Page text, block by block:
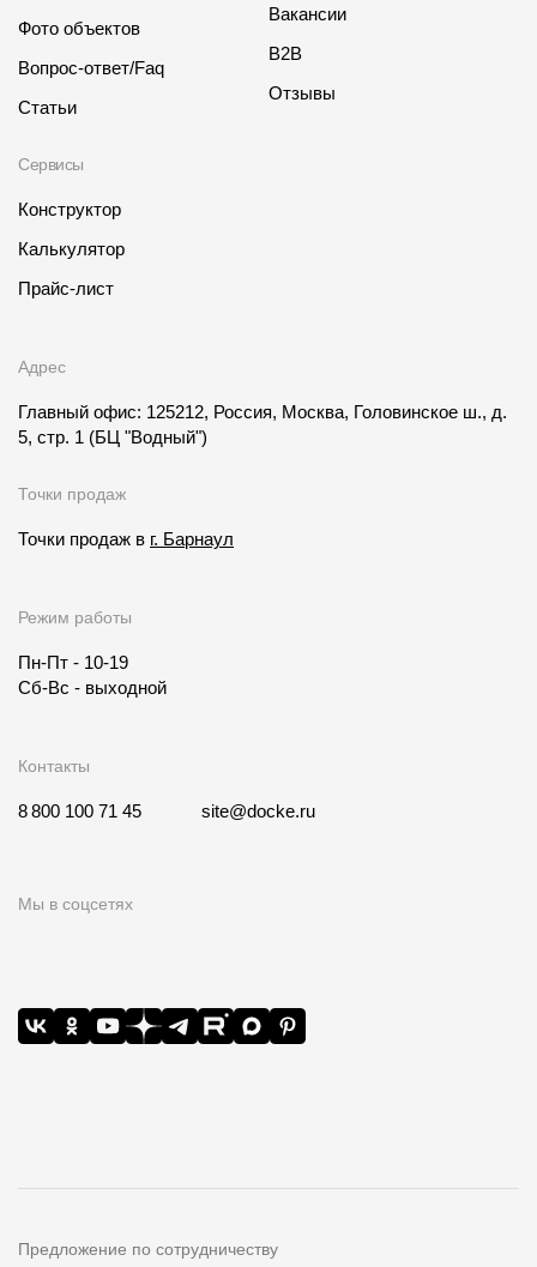
Фото объектов
Вопрос-ответ/Faq
Статьи
Сервисы
Конструктор
Калькулятор
Прайс-лист
Вакансии
B2B
Отзывы
Адрес
Главный офис: 125212, Россия, Москва, Головинское ш., д.
5, стр. 1 (БЦ "Водный")
Точки продаж
Точки продаж в г. Барнаул
Режим работы
Пн-Пт - 10-19
Сб-Вс - выходной
Контакты
8 800 100 71 45 site@docke.ru
Мы в соцсетях
Предложение по сотрудничеству